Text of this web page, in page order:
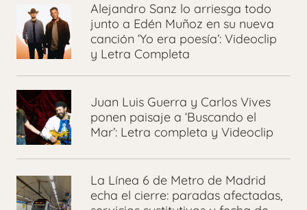
Alejandro Sanz lo arriesga todo
junto a Edén Muñoz en su nueva
canción ‘Yo era poesía’: Videoclip
y Letra Completa
Juan Luis Guerra y Carlos Vives
ponen paisaje a ‘Buscando el
Mar’: Letra completa y Videoclip
La Línea 6 de Metro de Madrid
echa el cierre: paradas afectadas,